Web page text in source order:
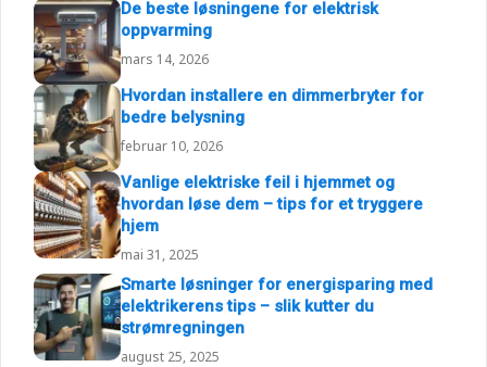
De beste løsningene for elektrisk
oppvarming
mars 14, 2026
Hvordan installere en dimmerbryter for
bedre belysning
februar 10, 2026
Vanlige elektriske feil i hjemmet og
hvordan løse dem – tips for et tryggere
hjem
mai 31, 2025
Smarte løsninger for energisparing med
elektrikerens tips – slik kutter du
strømregningen
august 25, 2025